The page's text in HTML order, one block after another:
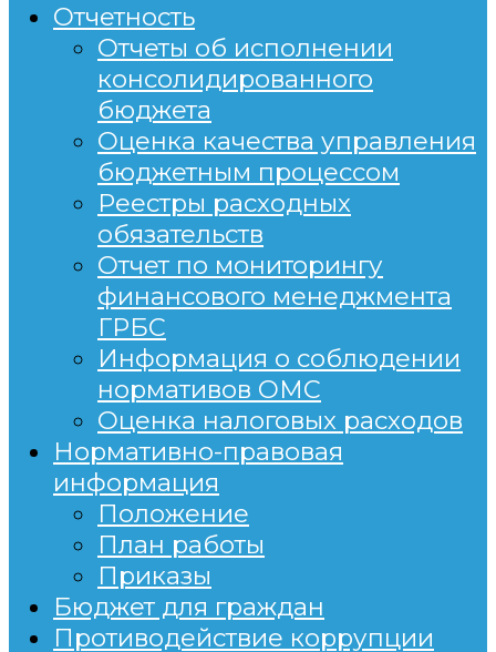
Отчетность
Отчеты об исполнении
консолидированного
бюджета
Оценка качества управления
бюджетным процессом
Реестры расходных
обязательств
Отчет по мониторингу
финансового менеджмента
ГРБС
Информация о соблюдении
нормативов ОМС
Оценка налоговых расходов
Нормативно-правовая
информация
Положение
План работы
Приказы
Бюджет для граждан
Противодействие коррупции